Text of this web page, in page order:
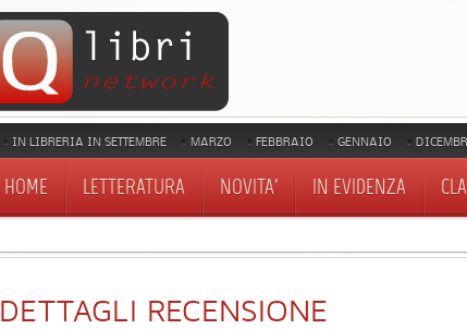
IN LIBRERIA IN SETTEMBRE MARZO FEBBRAIO GENNAIO
HOME LETTERATURA NOVITA' IN EVIDENZA
DETTAGLI RECENSIONE